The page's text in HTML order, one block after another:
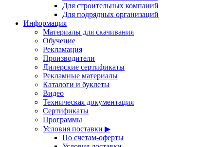
Для строительных компаний
Для подрядных организаций
Информация
Материалы для скачивания
Обучение
Рекламация
Производители
Дилерские сертификаты
Рекламные материалы
Каталоги и буклеты
Видео
Техническая документация
Сертификаты
Программы
Условия поставки ▶
По счетам-оферты